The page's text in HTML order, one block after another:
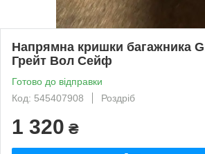
Напрямна кришки багажника
Грейт Вол Сейф
Готово до відправки
Код: 545407908
Роздріб
1 320 ₴